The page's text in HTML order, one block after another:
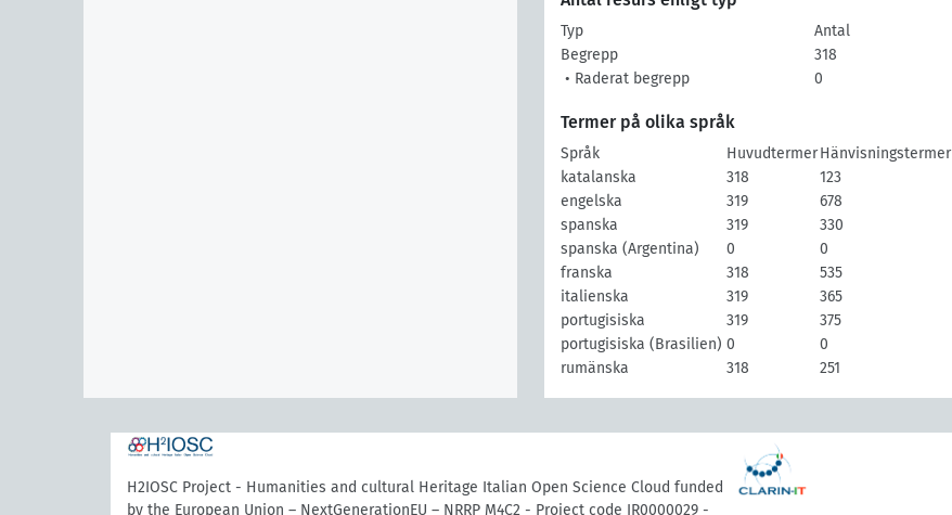
Typ
Antal
Begrepp
318
• Raderat begrepp
0
Termer på olika språk
Språk HuvudtermerHänvisningstermer
katalanska
318 123
engelska
319 678
spanska
319 330
spanska (Argentina)
0 0
franska
318 535
italienska
319 365
portugisiska
319 375
portugisiska (Brasilien) 0 0
rumänska
318 251
H2IOSC Project - Humanities and cultural Heritage Italian Open Science Cloud funded
by the European Union – NextGenerationEU – NRRP M4C2 - Project code IR0000029 -